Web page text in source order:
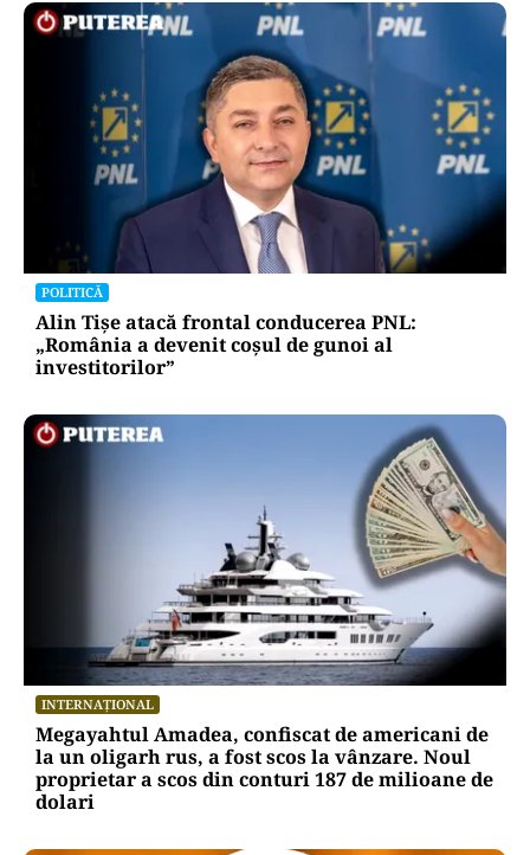
POLITICĂ
Alin Tișe atacă frontal conducerea PNL:
„România a devenit coșul de gunoi al
investitorilor”
INTERNAȚIONAL
Megayahtul Amadea, confiscat de americani de
la un oligarh rus, a fost scos la vânzare. Noul
proprietar a scos din conturi 187 de milioane de
dolari